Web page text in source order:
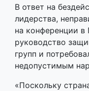
В ответ на
лидерства,
на конференции
руководство
групп и
недопустимым
«Поскольку